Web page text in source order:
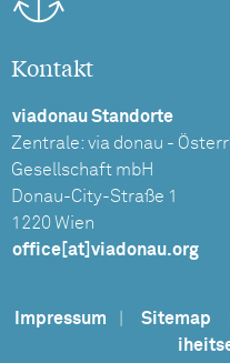
Kontakt
viadonau Standorte
Zentrale: via donau -
Gesellschaft mbH
Donau-City-Straße 1
1220 Wien
office[at]viadonau.org
Impressum Sitemap